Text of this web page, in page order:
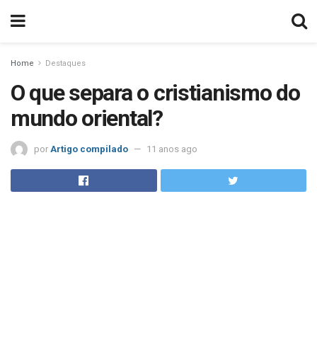
Home Destaques
O que separa o cristianismo do
mundo oriental?
por Artigo compilado 11 anos ago